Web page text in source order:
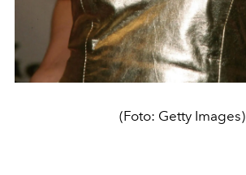
(Foto: Getty Images)